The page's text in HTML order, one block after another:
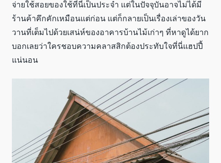
จ่ายใช้สอยของใช้ที่นี่เป็นประจำ แต่ในปัจจุบันอาจไม่ได้มี
ร้านค้าคึกคักเหมือนแต่ก่อน แต่ก็กลายเป็นเรื่องเล่าของวัน
วานที่เต็มไปด้วยเสน่ห์ของอาคารบ้านไม้เก่าๆ ที่หาดูได้ยาก
บอกเลยว่าใครชอบความคลาสสิกต้องประทับใจที่นี่แฮปปี้
แน่นอน